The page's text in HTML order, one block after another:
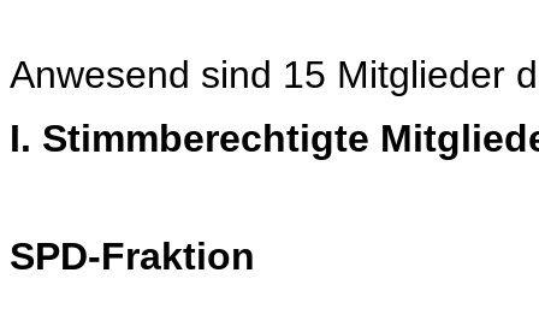
Anwesend sind 15 Mitglieder
I. Stimmberechtigte
SPD-Fraktion